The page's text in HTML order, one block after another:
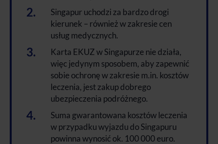
Singapur uchodzi za bardzo drogi
kierunek – również w zakresie cen
usług medycznych.
Karta EKUZ w Singapurze nie działa,
więc jedynym sposobem, aby zapewnić
sobie ochronę w zakresie m.in. kosztów
leczenia, jest zakup dobrego
ubezpieczenia podróżnego.
Suma gwarantowana kosztów leczenia
w przypadku wyjazdu do Singapuru
powinna wynosić ok. 100 000 euro.